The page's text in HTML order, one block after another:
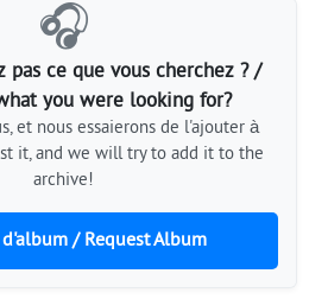
🎧
pas ce que vous cherchez ? /
you were looking for?
et nous essaierons de l'ajouter à
it, and we will try to add it to the
archive!
/ Request Album